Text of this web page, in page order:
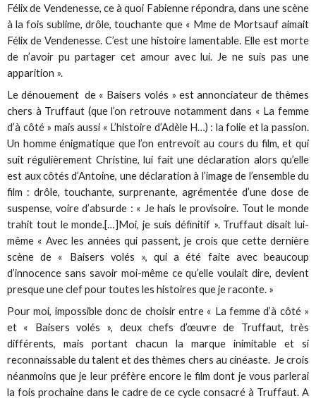
Félix de Vendenesse, ce à quoi Fabienne répondra, dans une scène
à la fois sublime, drôle, touchante que « Mme de Mortsauf aimait
Félix de Vendenesse. C’est une histoire lamentable. Elle est morte
de n’avoir pu partager cet amour avec lui. Je ne suis pas une
apparition ».
Le dénouement de « Baisers volés » est annonciateur de thèmes
chers à Truffaut (que l’on retrouve notamment dans « La femme
d’à côté » mais aussi « L’histoire d’Adèle H…) : la folie et la passion.
Un homme énigmatique que l’on entrevoit au cours du film, et qui
suit régulièrement Christine, lui fait une déclaration alors qu’elle
est aux côtés d’Antoine, une déclaration à l’image de l’ensemble du
film : drôle, touchante, surprenante, agrémentée d’une dose de
suspense, voire d’absurde : « Je hais le provisoire. Tout le monde
trahit tout le monde.[…]Moi, je suis définitif ». Truffaut disait lui-
même « Avec les années qui passent, je crois que cette dernière
scène de « Baisers volés », qui a été faite avec beaucoup
d’innocence sans savoir moi-même ce qu’elle voulait dire, devient
presque une clef pour toutes les histoires que je raconte. »
Pour moi, impossible donc de choisir entre « La femme d’à côté »
et « Baisers volés », deux chefs d’œuvre de Truffaut, très
différents, mais portant chacun la marque inimitable et si
reconnaissable du talent et des thèmes chers au cinéaste. Je crois
néanmoins que je leur préfère encore le film dont je vous parlerai
la fois prochaine dans le cadre de ce cycle consacré à Truffaut. A